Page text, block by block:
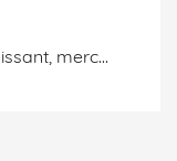
merc...